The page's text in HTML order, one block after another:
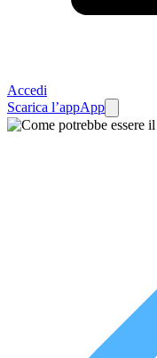
Accedi
Scarica l’appApp